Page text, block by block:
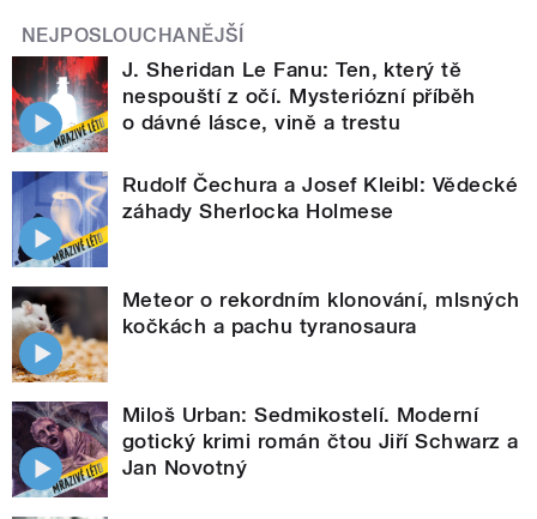
NEJPOSLOUCHANĚJŠÍ
J. Sheridan Le Fanu: Ten, který tě
nespouští z očí. Mysteriózní příběh
o dávné lásce, vině a trestu
Rudolf Čechura a Josef Kleibl: Vědecké
záhady Sherlocka Holmese
Meteor o rekordním klonování, mlsných
kočkách a pachu tyranosaura
Miloš Urban: Sedmikostelí. Moderní
gotický krimi román čtou Jiří Schwarz a
Jan Novotný